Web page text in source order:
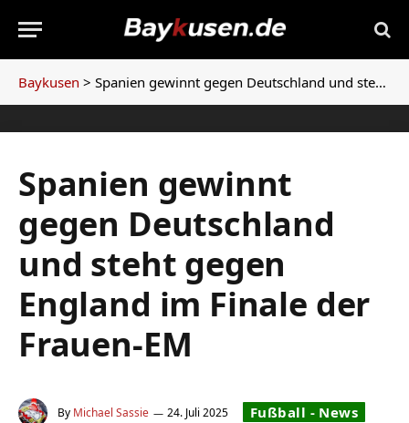
Baykusen > Spanien gewinnt gegen Deutschland und steht gegen England im Finale der Frauen-EM
Spanien gewinnt
gegen Deutschland
und steht gegen
England im Finale der
Frauen-EM
By Michael Sassie 24. Juli 2025 Fußball - News